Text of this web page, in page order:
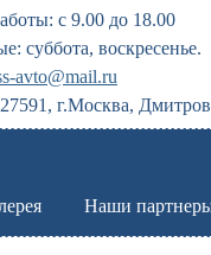
с 9.00 до 18.00
суббота, воскресенье.
avto@mail.ru
г.Москва,
Наши